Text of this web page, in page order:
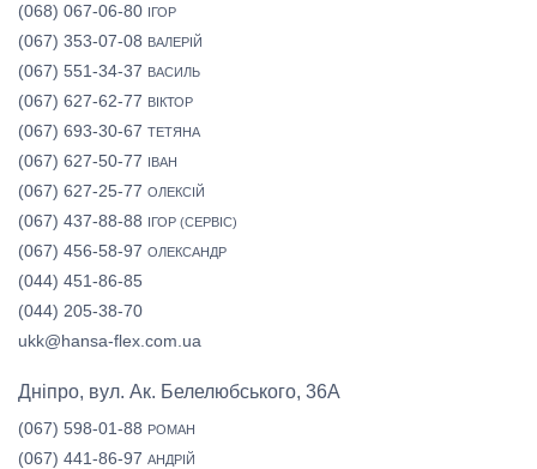
(068) 067-06-80 ІГОР
(067) 353-07-08 ВАЛЕРІЙ
(067) 551-34-37 ВАСИЛЬ
(067) 627-62-77 ВІКТОР
(067) 693-30-67 ТЕТЯНА
(067) 627-50-77 ІВАН
(067) 627-25-77 ОЛЕКСІЙ
(067) 437-88-88 ІГОР (СЕРВІС)
(067) 456-58-97 ОЛЕКСАНДР
(044) 451-86-85
(044) 205-38-70
ukk@hansa-flex.com.ua
Дніпро, вул. Ак. Белелюбського, 36А
(067) 598-01-88 РОМАН
(067) 441-86-97 АНДРІЙ